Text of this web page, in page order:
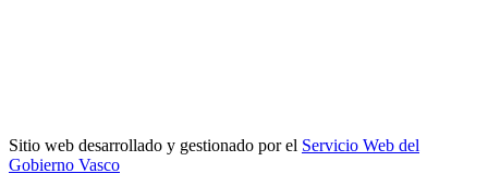
Sitio web desarrollado y gestionado por el Servicio Web del
Gobierno Vasco